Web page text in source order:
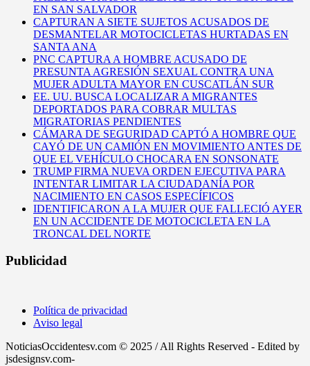
EN SAN SALVADOR
CAPTURAN A SIETE SUJETOS ACUSADOS DE
DESMANTELAR MOTOCICLETAS HURTADAS EN
SANTA ANA
PNC CAPTURA A HOMBRE ACUSADO DE
PRESUNTA AGRESIÓN SEXUAL CONTRA UNA
MUJER ADULTA MAYOR EN CUSCATLÁN SUR
EE. UU. BUSCA LOCALIZAR A MIGRANTES
DEPORTADOS PARA COBRAR MULTAS
MIGRATORIAS PENDIENTES
CÁMARA DE SEGURIDAD CAPTÓ A HOMBRE QUE
CAYÓ DE UN CAMIÓN EN MOVIMIENTO ANTES DE
QUE EL VEHÍCULO CHOCARA EN SONSONATE
TRUMP FIRMA NUEVA ORDEN EJECUTIVA PARA
INTENTAR LIMITAR LA CIUDADANÍA POR
NACIMIENTO EN CASOS ESPECÍFICOS
IDENTIFICARON A LA MUJER QUE FALLECIÓ AYER
EN UN ACCIDENTE DE MOTOCICLETA EN LA
TRONCAL DEL NORTE
Publicidad
Política de privacidad
Aviso legal
NoticiasOccidentesv.com © 2025 / All Rights Reserved - Edited by
jsdesignsv.com-